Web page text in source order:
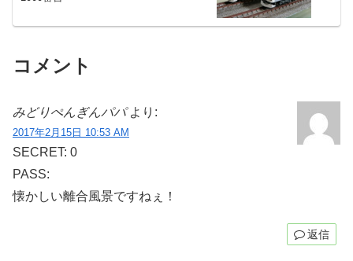
コメント
みどりぺんぎんパパ より:
2017年2月15日 10:53 AM
SECRET: 0
PASS:
懐かしい離合風景ですねぇ！
返信